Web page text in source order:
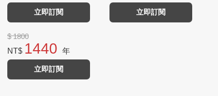
立即訂閱 立即訂閱
$ 1800
NT$ 1440 年
立即訂閱